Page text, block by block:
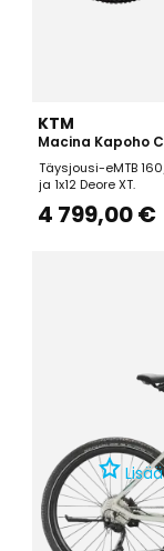
KTM
Macina Kapoho
Täysjousi-eMTB
ja 1x12 Deore XT.
4 799,00 €